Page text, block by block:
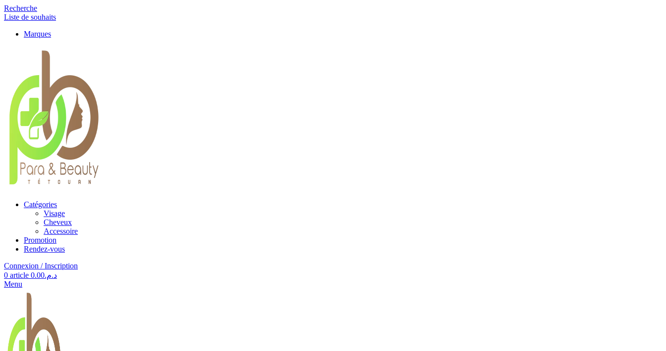
Recherche
Liste de souhaits
Marques
Catégories
Visage
Cheveux
Accessoire
Promotion
Rendez-vous
Connexion / Inscription
0 article د.م.0.00
Menu